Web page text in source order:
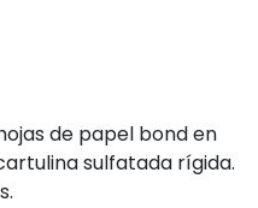
de papel bond en
sulfatada rígida.